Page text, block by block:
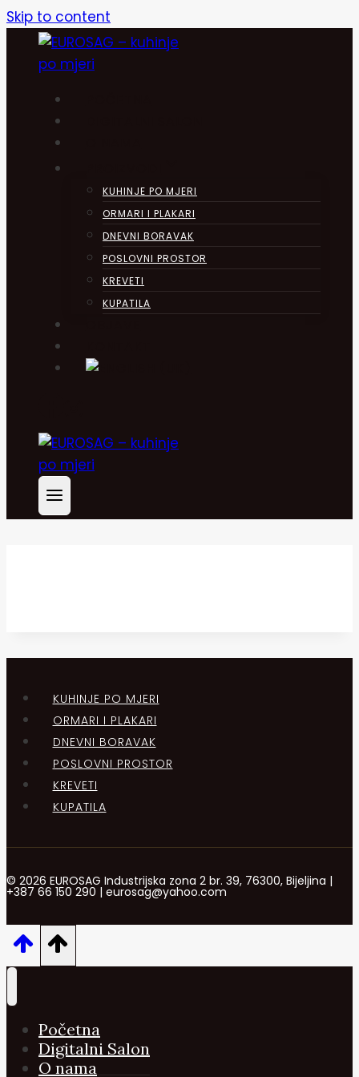
Skip to content
KUHINJE PO MJERI
ORMARI I PLAKARI
DNEVNI BORAVAK
POSLOVNI PROSTOR
KREVETI
KUPATILA
KUHINJE PO MJERI
ORMARI I PLAKARI
DNEVNI BORAVAK
POSLOVNI PROSTOR
KREVETI
KUPATILA
© 2026 EUROSAG Industrijska zona 2 br. 39, 76300, Bijeljina |
+387 66 150 290 | eurosag@yahoo.com
Početna
Digitalni Salon
O nama